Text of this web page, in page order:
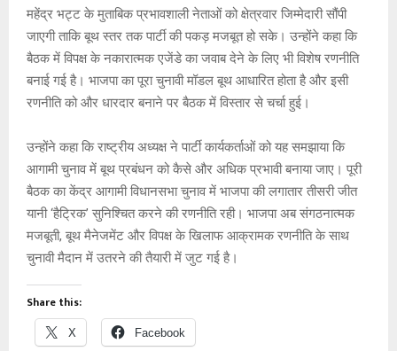
महेंद्र भट्ट के मुताबिक प्रभावशाली नेताओं को क्षेत्रवार जिम्मेदारी सौंपी
जाएगी ताकि बूथ स्तर तक पार्टी की पकड़ मजबूत हो सके। उन्होंने कहा कि
बैठक में विपक्ष के नकारात्मक एजेंडे का जवाब देने के लिए भी विशेष रणनीति
बनाई गई है। भाजपा का पूरा चुनावी मॉडल बूथ आधारित होता है और इसी
रणनीति को और धारदार बनाने पर बैठक में विस्तार से चर्चा हुई।
उन्होंने कहा कि राष्ट्रीय अध्यक्ष ने पार्टी कार्यकर्ताओं को यह समझाया कि
आगामी चुनाव में बूथ प्रबंधन को कैसे और अधिक प्रभावी बनाया जाए। पूरी
बैठक का केंद्र आगामी विधानसभा चुनाव में भाजपा की लगातार तीसरी जीत
यानी ‘हैट्रिक’ सुनिश्चित करने की रणनीति रही। भाजपा अब संगठनात्मक
मजबूती, बूथ मैनेजमेंट और विपक्ष के खिलाफ आक्रामक रणनीति के साथ
चुनावी मैदान में उतरने की तैयारी में जुट गई है।
Share this:
X Facebook